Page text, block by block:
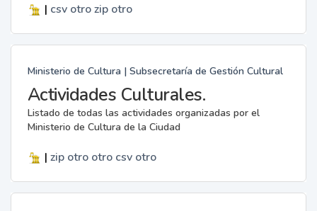
| csv otro zip otro
Ministerio de Cultura | Subsecretaría de Gestión Cultural
Actividades Culturales.
Listado de todas las actividades organizadas por el
Ministerio de Cultura de la Ciudad
| zip otro otro csv otro